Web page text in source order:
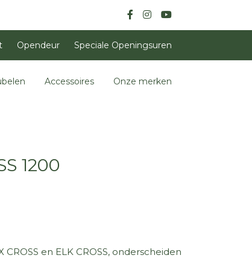
Opendeur Speciale Openingsuren
Accessoires Onze merken
1200
en ELK CROSS, onderscheiden